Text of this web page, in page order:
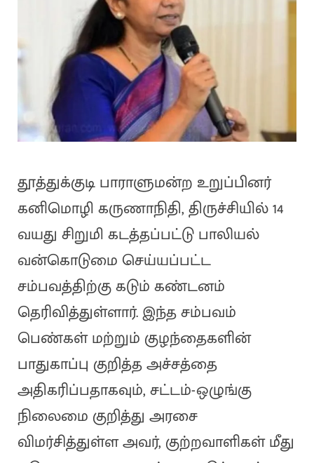
தூத்துக்குடி பாராளுமன்ற உறுப்பினர்
கனிமொழி கருணாநிதி, திருச்சியில் 14
வயது சிறுமி கடத்தப்பட்டு பாலியல்
வன்கொடுமை செய்யப்பட்ட
சம்பவத்திற்கு கடும் கண்டனம்
தெரிவித்துள்ளார். இந்த சம்பவம்
பெண்கள் மற்றும் குழந்தைகளின்
பாதுகாப்பு குறித்த அச்சத்தை
அதிகரிப்பதாகவும், சட்டம்-ஒழுங்கு
நிலைமை குறித்து அரசை
விமர்சித்துள்ள அவர், குற்றவாளிகள் மீது